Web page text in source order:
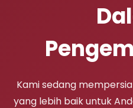
Kami sedang
yang lebih baik untuk